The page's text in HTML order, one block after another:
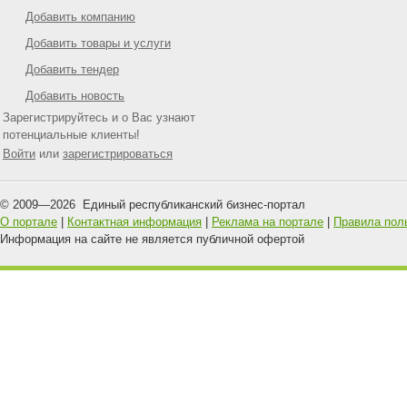
Добавить компанию
Добавить товары и услуги
Добавить тендер
Добавить новость
Зарегистрируйтесь и о Вас узнают
потенциальные клиенты!
Войти или зарегистрироваться
© 2009—2026 Единый республиканский бизнес-портал
О портале
Контактная информация Реклама на портале
Правила
Информация на сайте не является публичной офертой